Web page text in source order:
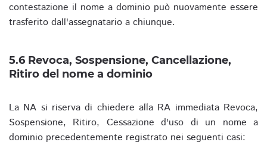
contestazione il nome a dominio può nuovamente essere
trasferito dall'assegnatario a chiunque.
5.6 Revoca, Sospensione, Cancellazione,
Ritiro del nome a dominio
La NA si riserva di chiedere alla RA immediata Revoca,
Sospensione, Ritiro, Cessazione d'uso di un nome a
dominio precedentemente registrato nei seguenti casi: